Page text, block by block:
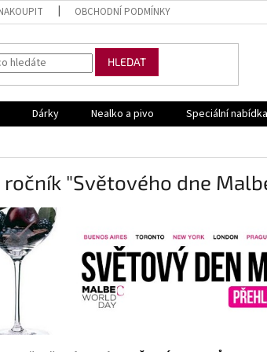
OBCHODNÍ PODMÍNKY
HLEDAT
Dárky Nealko a pivo Speciální nabídka
ročník "Světového dne